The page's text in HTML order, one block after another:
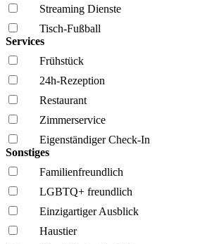
Streaming Dienste
Tisch-Fußball
Services
Frühstück
24h-Rezeption
Restaurant
Zimmerservice
Eigenständiger Check-In
Sonstiges
Familien­freundlich
LGBTQ+ freundlich
Einzigartiger Ausblick
Haustier